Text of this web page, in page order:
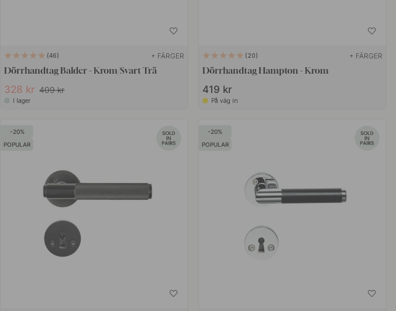
46 + FÄRGER
Dörrhandtag Balder - Krom/Svart Trä
328 kr 409 kr
I lager
20 + FÄRGER
Dörrhandtag Hampton - Krom
419 kr
På väg in
20
POPULAR
20
POPULAR